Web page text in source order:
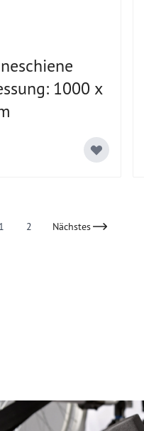
1000 x
You're currently reading page
1 Page
2 Nächstes